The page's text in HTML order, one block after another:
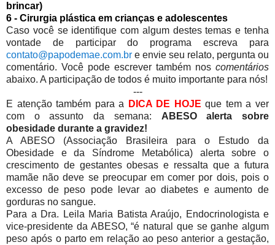
brincar)
6 - Cirurgia plástica em crianças e adolescentes
Caso você se identifique com algum destes temas e tenha
vontade de participar do programa escreva para
contato@papodemae.com.br e envie seu relato, pergunta ou
comentário. Você pode escrever também nos comentários
abaixo. A participação de todos é muito importante para nós!
---
E atenção também para a
DICA DE HOJEque tem a ver
com o assunto da semana: ABESO alerta sobre
obesidade durante a gravidez!
A ABESO (Associação Brasileira para o Estudo da
Obesidade e da Síndrome Metabólica) alerta sobre o
crescimento de gestantes obesas e ressalta que a futura
mamãe não deve se preocupar em comer por dois, pois o
excesso de peso pode levar ao diabetes e aumento de
gorduras no sangue.
Para a Dra. Leila Maria Batista Araújo, Endocrinologista e
vice-presidente da ABESO, “é natural que se ganhe algum
peso após o parto em relação ao peso anterior a gestação,